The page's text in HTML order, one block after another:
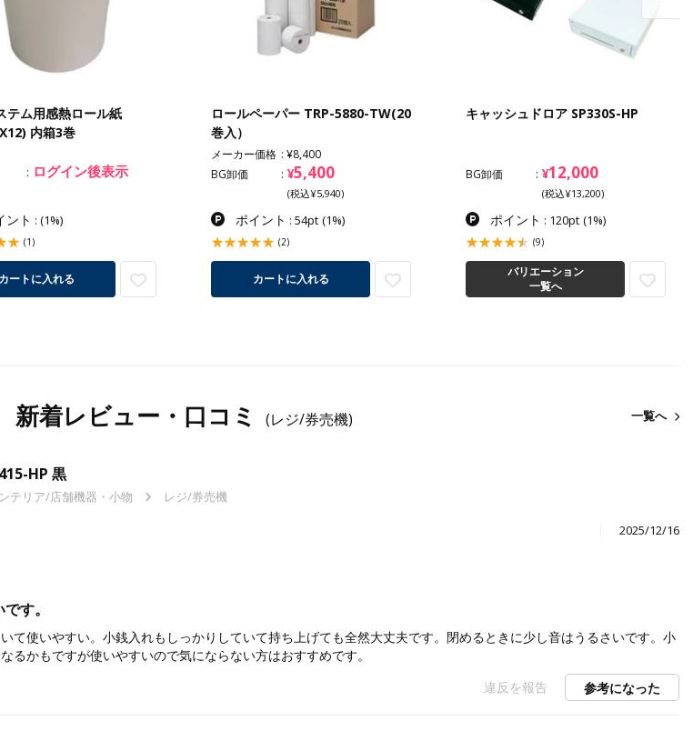
テム用感熱ロール紙
内箱3巻
ログイン後表示
ント : (1%)
(1)
カートに入れる
ロールペーパー TRP-5880-TW(20
巻入）
メーカー価格
¥8,400
BG卸価
¥5,400
(税込¥5,940)
ポイント : 54pt (1%)
(2)
カートに入れる
キャッシュドロア SP330S-HP
BG卸価 ¥12,000
(税込¥13,200)
ポイント : 120pt (1%)
(9)
バリエーション
一覧へ
新着レビュー・口コミ (レジ/券売機) 一覧へ
HP 黒
テリア/店舗機器・小物 レジ/券売機
2025/12/16
す。
て使いやすい。小銭入れもしっかりしていて持ち上げても全然大丈夫です。閉めるときに少し音はうるさいです。小
るかもですが使いやすいので気にならない方はおすすめです。
違反を報告
参考になった